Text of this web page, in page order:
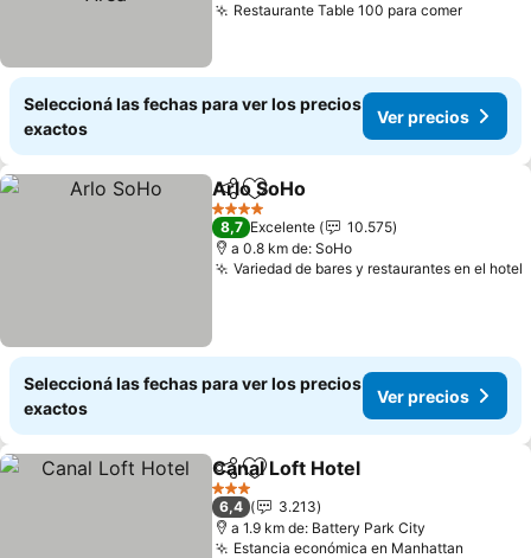
Restaurante Table 100 para comerVer
Seleccioná las fechas para ver los precios
exactos
Ver precios
CompartirAñadir a favoritos
Arlo SoHo
4 Estrellas
8,7 Excelente
10.575
a 0.8 km de: SoHo
Variedad de bares y restaurantes en el hotel
Seleccioná las fechas para ver los precios
exactos
Ver precios
CompartirAñadir a favoritos
Canal Loft Hotel
3 Estrellas
6,4
3.213
a 1.9 km de: Battery Park City
Estancia económica en Manhattan